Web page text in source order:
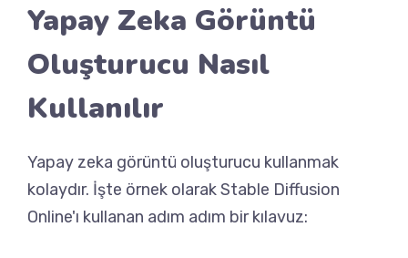
Yapay Zeka Görüntü
Oluşturucu Nasıl
Kullanılır
Yapay zeka görüntü oluşturucu kullanmak
kolaydır. İşte örnek olarak Stable Diffusion
Online'ı kullanan adım adım bir kılavuz: